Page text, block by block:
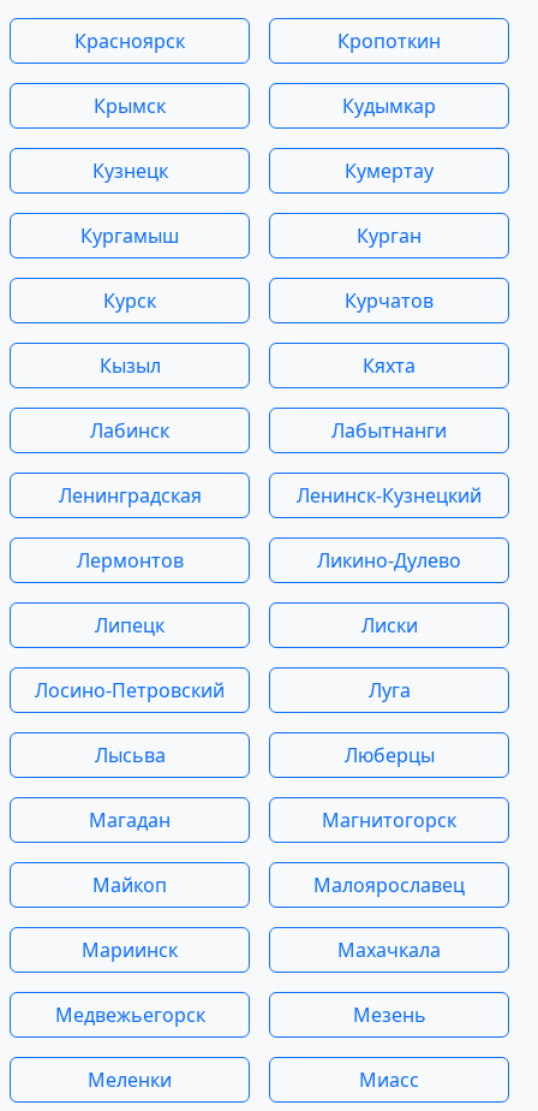
Красноярск Кропоткин
Крымск Кудымкар
Кузнецк Кумертау
Кургамыш Курган
Курск Курчатов
Кызыл Кяхта
Лабинск Лабытнанги
Ленинградская Ленинск-Кузнецкий
Лермонтов Ликино-Дулево
Липецк Лиски
Лосино-Петровский Луга
Лысьва Люберцы
Магадан Магнитогорск
Майкоп Малоярославец
Мариинск Махачкала
Медвежьегорск Мезень
Меленки Миасс